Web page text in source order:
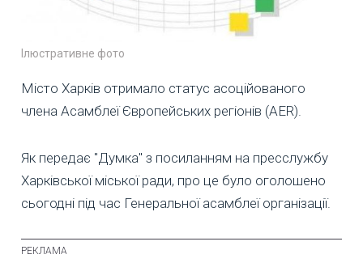
Ілюстративне фото
Місто Харків отримало статус асоційованого
члена Асамблеї Європейських регіонів (AER).
Як передає "Думка" з посиланням на пресслужбу
Харківської міської ради, про це було оголошено
сьогодні під час Генеральної асамблеї організації.